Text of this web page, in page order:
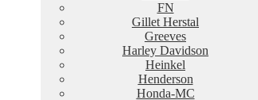
FN
Gillet Herstal
Greeves
Harley Davidson
Heinkel
Henderson
Honda-MC